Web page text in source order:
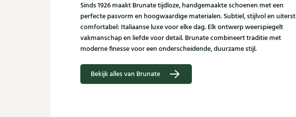
Sinds 1926 maakt Brunate tijdloze, handgemaakte schoenen met een
perfecte pasvorm en hoogwaardige materialen. Subtiel, stijlvol en uiterst
comfortabel: Italiaanse luxe voor elke dag. Elk ontwerp weerspiegelt
vakmanschap en liefde voor detail. Brunate combineert traditie met
moderne finesse voor een onderscheidende, duurzame stijl.
Bekijk alles van Brunate